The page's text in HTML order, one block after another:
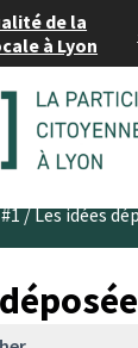
de la
à Lyon
/Les idées